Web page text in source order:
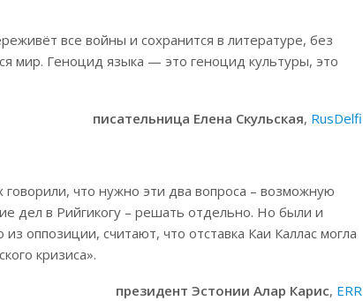
все войны и сохранится в литературе, без
мир. Геноцид языка — это геноцид культуры, это
писательница Елена Скульская, RusDelfi
что нужно эти два вопроса – возможную
дел в Рийгикогу – решать отдельно. Но были и
оппозиции, считают, что отставка Каи Каллас могла
кризиса».
президент Эстонии Алар Карис, ERR